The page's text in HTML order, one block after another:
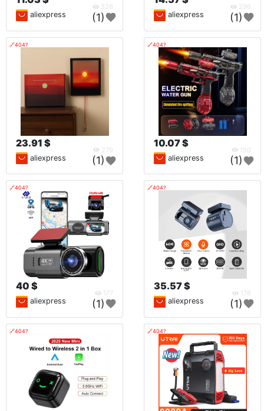
326
aliexpress (1)
296
aliexpress (1)
🔗404?
23.91 $
279
aliexpress (1)
🔗404?
10.07 $
150
aliexpress (1)
🔗404?
40 $
177
aliexpress (1)
🔗404?
35.57 $
176
aliexpress (1)
🔗404? 🔗404?